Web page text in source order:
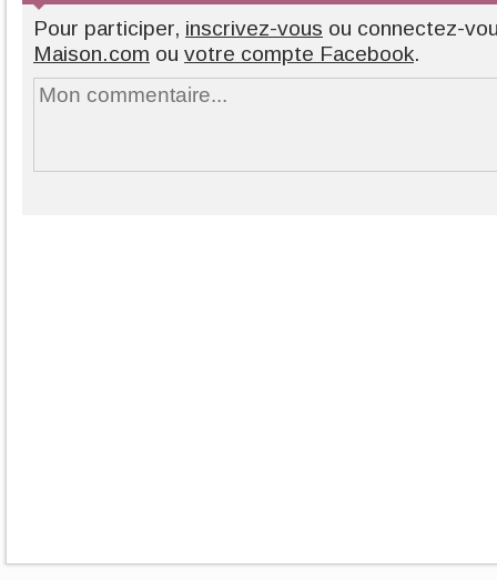
Pour participer, inscrivez-vous ou connectez-
Maison.com ou votre compte Facebook.